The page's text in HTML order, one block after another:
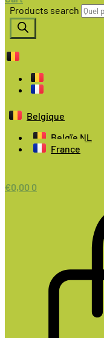
Products search
Belgique
Belgïe NL
France
€0,00 0